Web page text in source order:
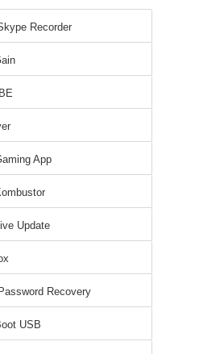
Recorder
App
Update
Recovery
USB